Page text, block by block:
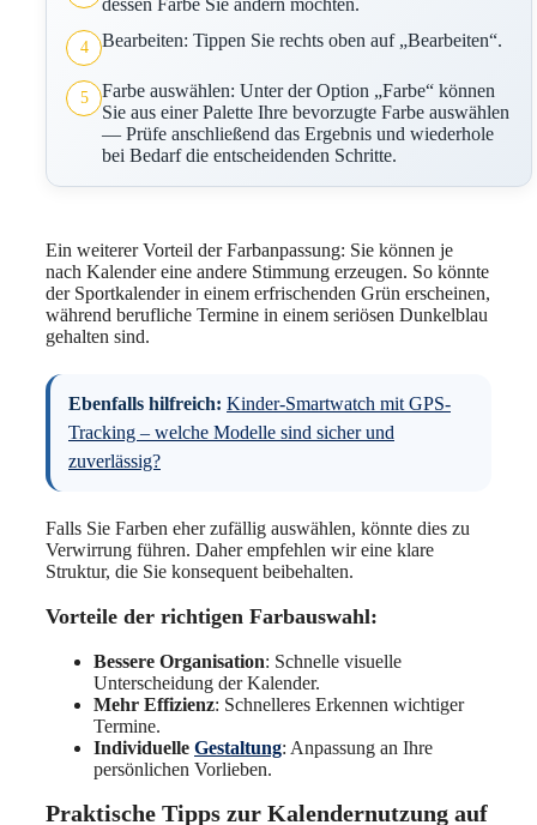
4 Bearbeiten: Tippen Sie rechts oben auf „Bearbeiten“.
5
Farbe auswählen: Unter der Option „Farbe“ können
Sie aus einer Palette Ihre bevorzugte Farbe auswählen
— Prüfe anschließend das Ergebnis und wiederhole
bei Bedarf die entscheidenden Schritte.
Ein weiterer Vorteil der Farbanpassung: Sie können je
nach Kalender eine andere Stimmung erzeugen. So könnte
der Sportkalender in einem erfrischenden Grün erscheinen,
während berufliche Termine in einem seriösen Dunkelblau
gehalten sind.
Ebenfalls hilfreich: Kinder-Smartwatch mit GPS-
Tracking – welche Modelle sind sicher und
zuverlässig?
Falls Sie Farben eher zufällig auswählen, könnte dies zu
Verwirrung führen. Daher empfehlen wir eine klare
Struktur, die Sie konsequent beibehalten.
Vorteile der richtigen Farbauswahl:
Bessere Organisation: Schnelle visuelle
Unterscheidung der Kalender.
Mehr Effizienz: Schnelleres Erkennen wichtiger
Termine.
Individuelle Gestaltung: Anpassung an Ihre
persönlichen Vorlieben.
Praktische Tipps zur Kalendernutzung auf